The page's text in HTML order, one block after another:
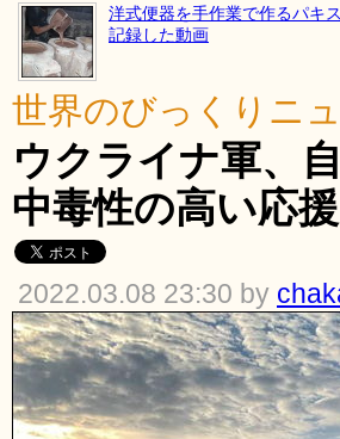
洋式便器を手作業で作るパキ
記録した動画
世界のびっくりニ
ウクライナ軍、
中毒性の高い応
2022.03.08 23:30 by